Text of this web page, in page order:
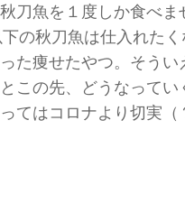
刀魚を１度しか食べま
の秋刀魚は仕入れた
た痩せたやつ。そうい
この先、どうなってい
てはコロナより切実（